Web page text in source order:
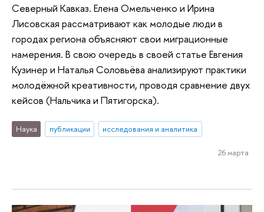
Северный Кавказ. Елена Омельченко и Ирина
Лисовская рассматривают как молодые люди в
городах региона объясняют свои миграционные
намерения. В свою очередь в своей статье Евгения
Кузинер и Наталья Соловьёва анализируют практики
молодёжной креативности, проводя сравнение двух
кейсов (Нальчика и Пятигорска).
Наука публикации исследования и аналитика
26 марта